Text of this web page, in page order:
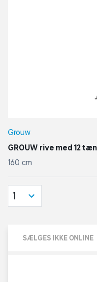
Grouw
GROUW rive med 12
160 cm
1
SÆLGES IKKE ONLINE